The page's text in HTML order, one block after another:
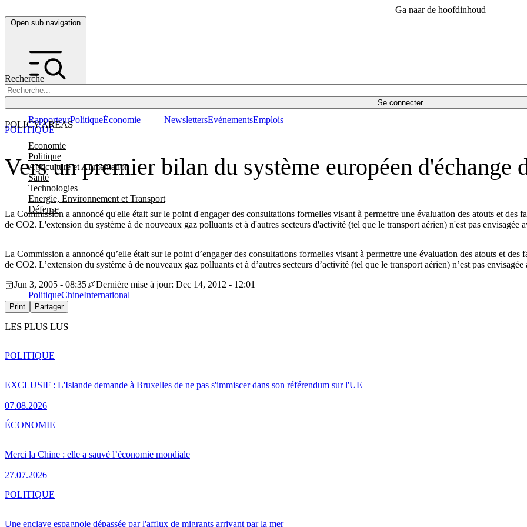
Ga naar de hoofdinhoud
Open sub navigation
Recherche
Se connecter
POLICY AREAS
Economie
Politique
Agriculture et Alimentation
Santé
Technologies
Energie, Environnement et Transport
Défense
RapporteurPolitiqueÉconomie NewslettersEvénementsEmplois
Vers un premier bilan du système européen d'échange
La Commission a annoncé qu'elle était sur le point d'engager des consultations formelles visant à permettre une évaluation des atouts et des
de CO2. L'extension du système à de nouveaux gaz polluants et à d'autres secteurs d'activité (tel que le transport aérien) n'est pas envisagée
POLITIQUE
La Commission a annoncé qu’elle était sur le point d’engager des consultations formelles visant à permettre une évaluation des atouts et des
de CO2. L’extension du système à de nouveaux gaz polluants et à d’autres secteurs d’activité (tel que le transport aérien) n’est pas
Jun 3, 2005 - 08:35
Dernière mise à jour: Dec 14, 2012 - 12:01
PolitiqueChineInternational
Print Partager
LES PLUS LUS
EXCLUSIF : L'Islande demande à Bruxelles de ne pas s'immiscer dans son référendum sur l'UE
07.08.2026
POLITIQUE
Merci la Chine : elle a sauvé l’économie mondiale
27.07.2026
ÉCONOMIE
Une enclave espagnole dépassée par l'afflux de migrants arrivant par la mer
POLITIQUE